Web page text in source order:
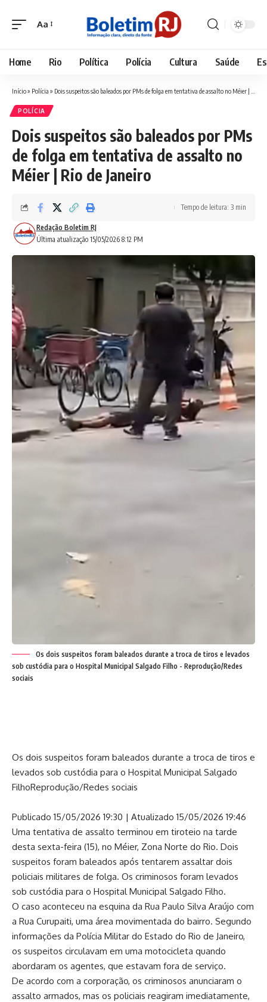
Font
Aa
Home Rio Política Polícia Cultura Saúde
Início» Polícia » Dois suspeitos são baleados por PMs de folga em tentativa de assalto no Méier | Rio de Janeiro
POLÍCIA
Dois suspeitos são baleados por PMs
de folga em tentativa de assalto no
Méier | Rio de Janeiro
Última atualização 15/05/2026 8:12 PM
Redação Boletim RJ
Tempo de leitura: 3 min
Os dois suspeitos foram baleados durante a troca de tiros e levados
sob custódia para o Hospital Municipal Salgado Filho - Reprodução/Redes
sociais
Os dois suspeitos foram baleados durante a troca de tiros e
levados sob custódia para o Hospital Municipal Salgado
FilhoReprodução/Redes sociais
Publicado 15/05/2026 19:30 | Atualizado 15/05/2026 19:46
Uma tentativa de assalto terminou em tiroteio na tarde
desta sexta-feira (15), no Méier, Zona Norte do Rio. Dois
suspeitos foram baleados após tentarem assaltar dois
policiais militares de folga. Os criminosos foram levados
sob custódia para o Hospital Municipal Salgado Filho.
O caso aconteceu na esquina da Rua Paulo Silva Araújo com
a Rua Curupaiti, uma área movimentada do bairro. Segundo
informações da Polícia Militar do Estado do Rio de Janeiro,
os suspeitos circulavam em uma motocicleta quando
abordaram os agentes, que estavam fora de serviço.
De acordo com a corporação, os criminosos anunciaram o
assalto armados, mas os policiais reagiram imediatamente,